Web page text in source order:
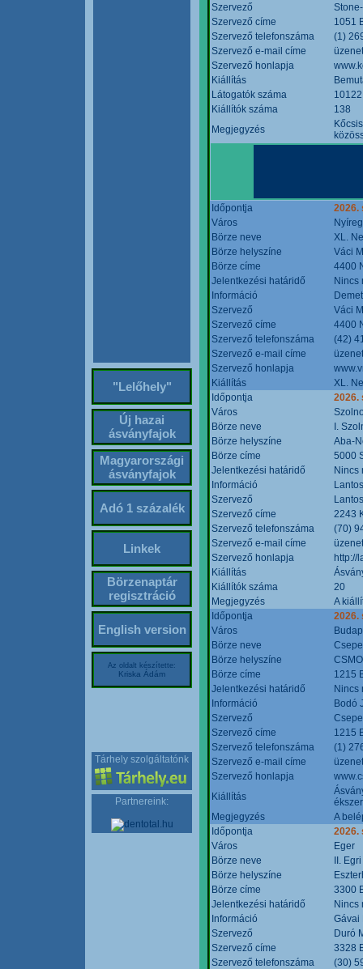
"Lelőhely"
Új hazai
ásványfajok
Magyarországi
ásványfajok
Adó 1 százalék
Linkek
Börzenaptár
regisztráció
English version
Az oldalt készítette:
Kriska Ádám
Tárhely szolgáltatónk
Partnereink:
Szervező
Szervező címe
1051
Szervező telefonszáma
(1)
Szervező e-mail címe
Szervező honlapja
Kiállítás
Látogatók száma
10122
Kiállítók száma
138
Megjegyzés
Időpontja
2026.
Város
Börze neve
XL.
Börze helyszíne
Váci
Börze címe
4400
Jelentkezési határidő
Nincs
Információ
Szervező
Váci
Szervező címe
4400
Szervező telefonszáma
(42)
Szervező e-mail címe
Szervező honlapja
Kiállítás
XL.
Időpontja
2026.
Város
Börze neve
I.
Börze helyszíne
Aba-
Börze címe
5000
Jelentkezési határidő
Nincs
Információ
Szervező
Szervező címe
2243
Szervező telefonszáma
(70)
Szervező e-mail címe
Szervező honlapja
http://
Kiállítás
Kiállítók száma
20
Megjegyzés
A
Időpontja
2026.
Város
Börze neve
Börze helyszíne
Börze címe
1215
Jelentkezési határidő
Nincs
Információ
Bodó
Szervező
Szervező címe
1215
Szervező telefonszáma
(1)
Szervező e-mail címe
Szervező honlapja
Kiállítás
Megjegyzés
A
Időpontja
2026.
Város
Eger
Börze neve
II.
Börze helyszíne
Börze címe
3300
Jelentkezési határidő
Nincs
Információ
Gávai
Szervező
Duró
Szervező címe
3328
Szervező telefonszáma
(30)